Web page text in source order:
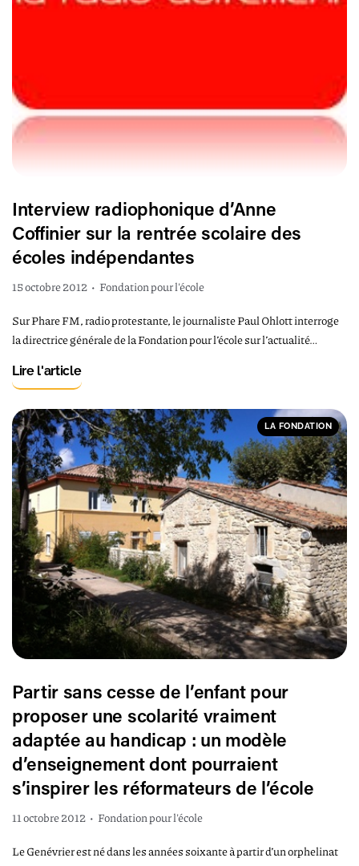
Interview radiophonique d’Anne
Coffinier sur la rentrée scolaire des
écoles indépendantes
15 octobre 2012 • Fondation pour l'école
Sur Phare FM, radio protestante, le journaliste Paul Ohlott interroge
la directrice générale de la Fondation pour l’école sur l’actualité…
Lire l'article
LA FONDATION
Partir sans cesse de l’enfant pour
proposer une scolarité vraiment
adaptée au handicap : un modèle
d’enseignement dont pourraient
s’inspirer les réformateurs de l’école
11 octobre 2012 • Fondation pour l'école
Le Genévrier est né dans les années soixante à partir d’un orphelinat